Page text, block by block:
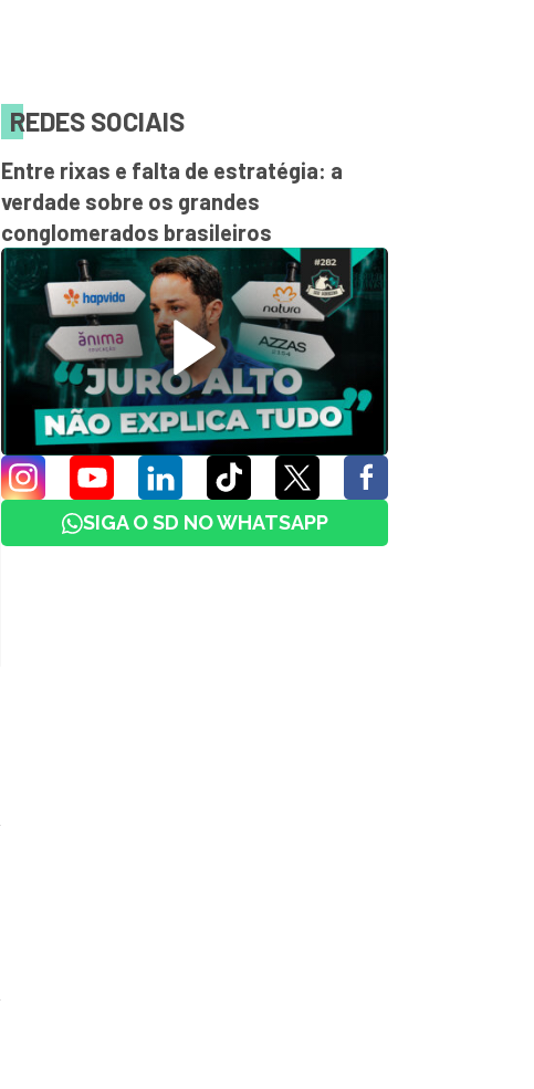
REDES SOCIAIS
Entre rixas e falta de estratégia: a
verdade sobre os grandes
conglomerados brasileiros
SIGA O SD NO WHATSAPP